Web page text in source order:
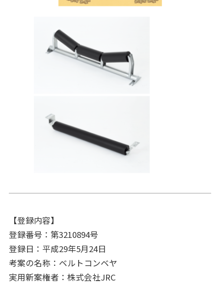
【登録内容】
登録番号：第3210894号
登録日：平成29年5月24日
考案の名称：ベルトコンベヤ
実用新案権者：株式会社JRC